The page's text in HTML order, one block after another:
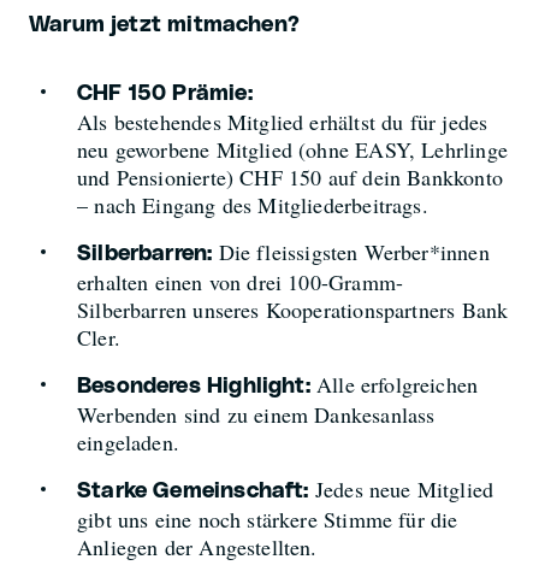
Warum jetzt mitmachen?
CHF 150 Prämie:
Als bestehendes Mitglied erhältst du für jedes
neu geworbene Mitglied (ohne EASY, Lehrlinge
und Pensionierte) CHF 150 auf dein Bankkonto
– nach Eingang des Mitgliederbeitrags.
Silberbarren: Die fleissigsten Werber*innen
erhalten einen von drei 100-Gramm-
Silberbarren unseres Kooperationspartners Bank
Cler.
Besonderes Highlight:Alle erfolgreichen
Werbenden sind zu einem Dankesanlass
eingeladen.
Starke Gemeinschaft: Jedes neue Mitglied
gibt uns eine noch stärkere Stimme für die
Anliegen der Angestellten.